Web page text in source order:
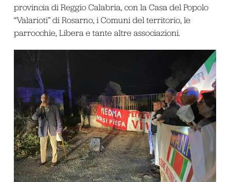
provincia di Reggio Calabria, con la Casa del Popolo
“Valarioti” di Rosarno, i Comuni del territorio, le
parrocchie, Libera e tante altre associazioni.